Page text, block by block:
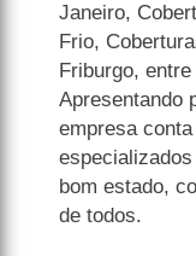
Janeiro,
Frio,
Friburgo,
Apresentando
empresa
bom estado,
de todos.